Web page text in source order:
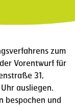
zum
Vorentwurf für
31,
ausliegen.
bespochen und